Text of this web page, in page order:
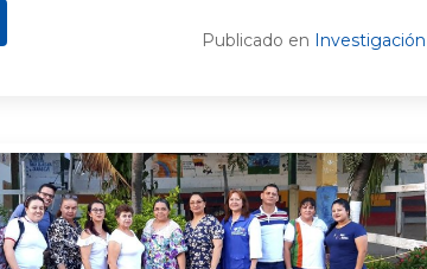
Publicado en Investigación